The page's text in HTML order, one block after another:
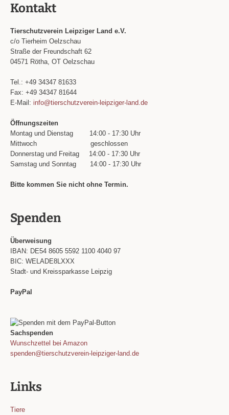
Kontakt
Tierschutzverein Leipziger Land e.V.
c/o Tierheim Oelzschau
Straße der Freundschaft 62
04571 Rötha, OT Oelzschau
Tel.: +49 34347 81633
Fax: +49 34347 81644
E-Mail:info@tierschutzverein-leipziger-land.de
Öffnungszeiten
Montag und Dienstag
14:00 - 17:30 Uhr
Mittwoch
geschlossen
Donnerstag und Freitag
14:00 - 17:30 Uhr
Samstag und Sonntag
14:00 - 17:30 Uhr
Bitte kommen Sie nicht ohne Termin.
Spenden
Überweisung
IBAN: DE54 8605 5592 1100 4040 97
BIC: WELADE8LXXX
Stadt- und Kreissparkasse Leipzig
PayPal
Sachspenden
Wunschzettel bei Amazon
spenden@tierschutzverein-leipziger-land.de
Links
Tiere